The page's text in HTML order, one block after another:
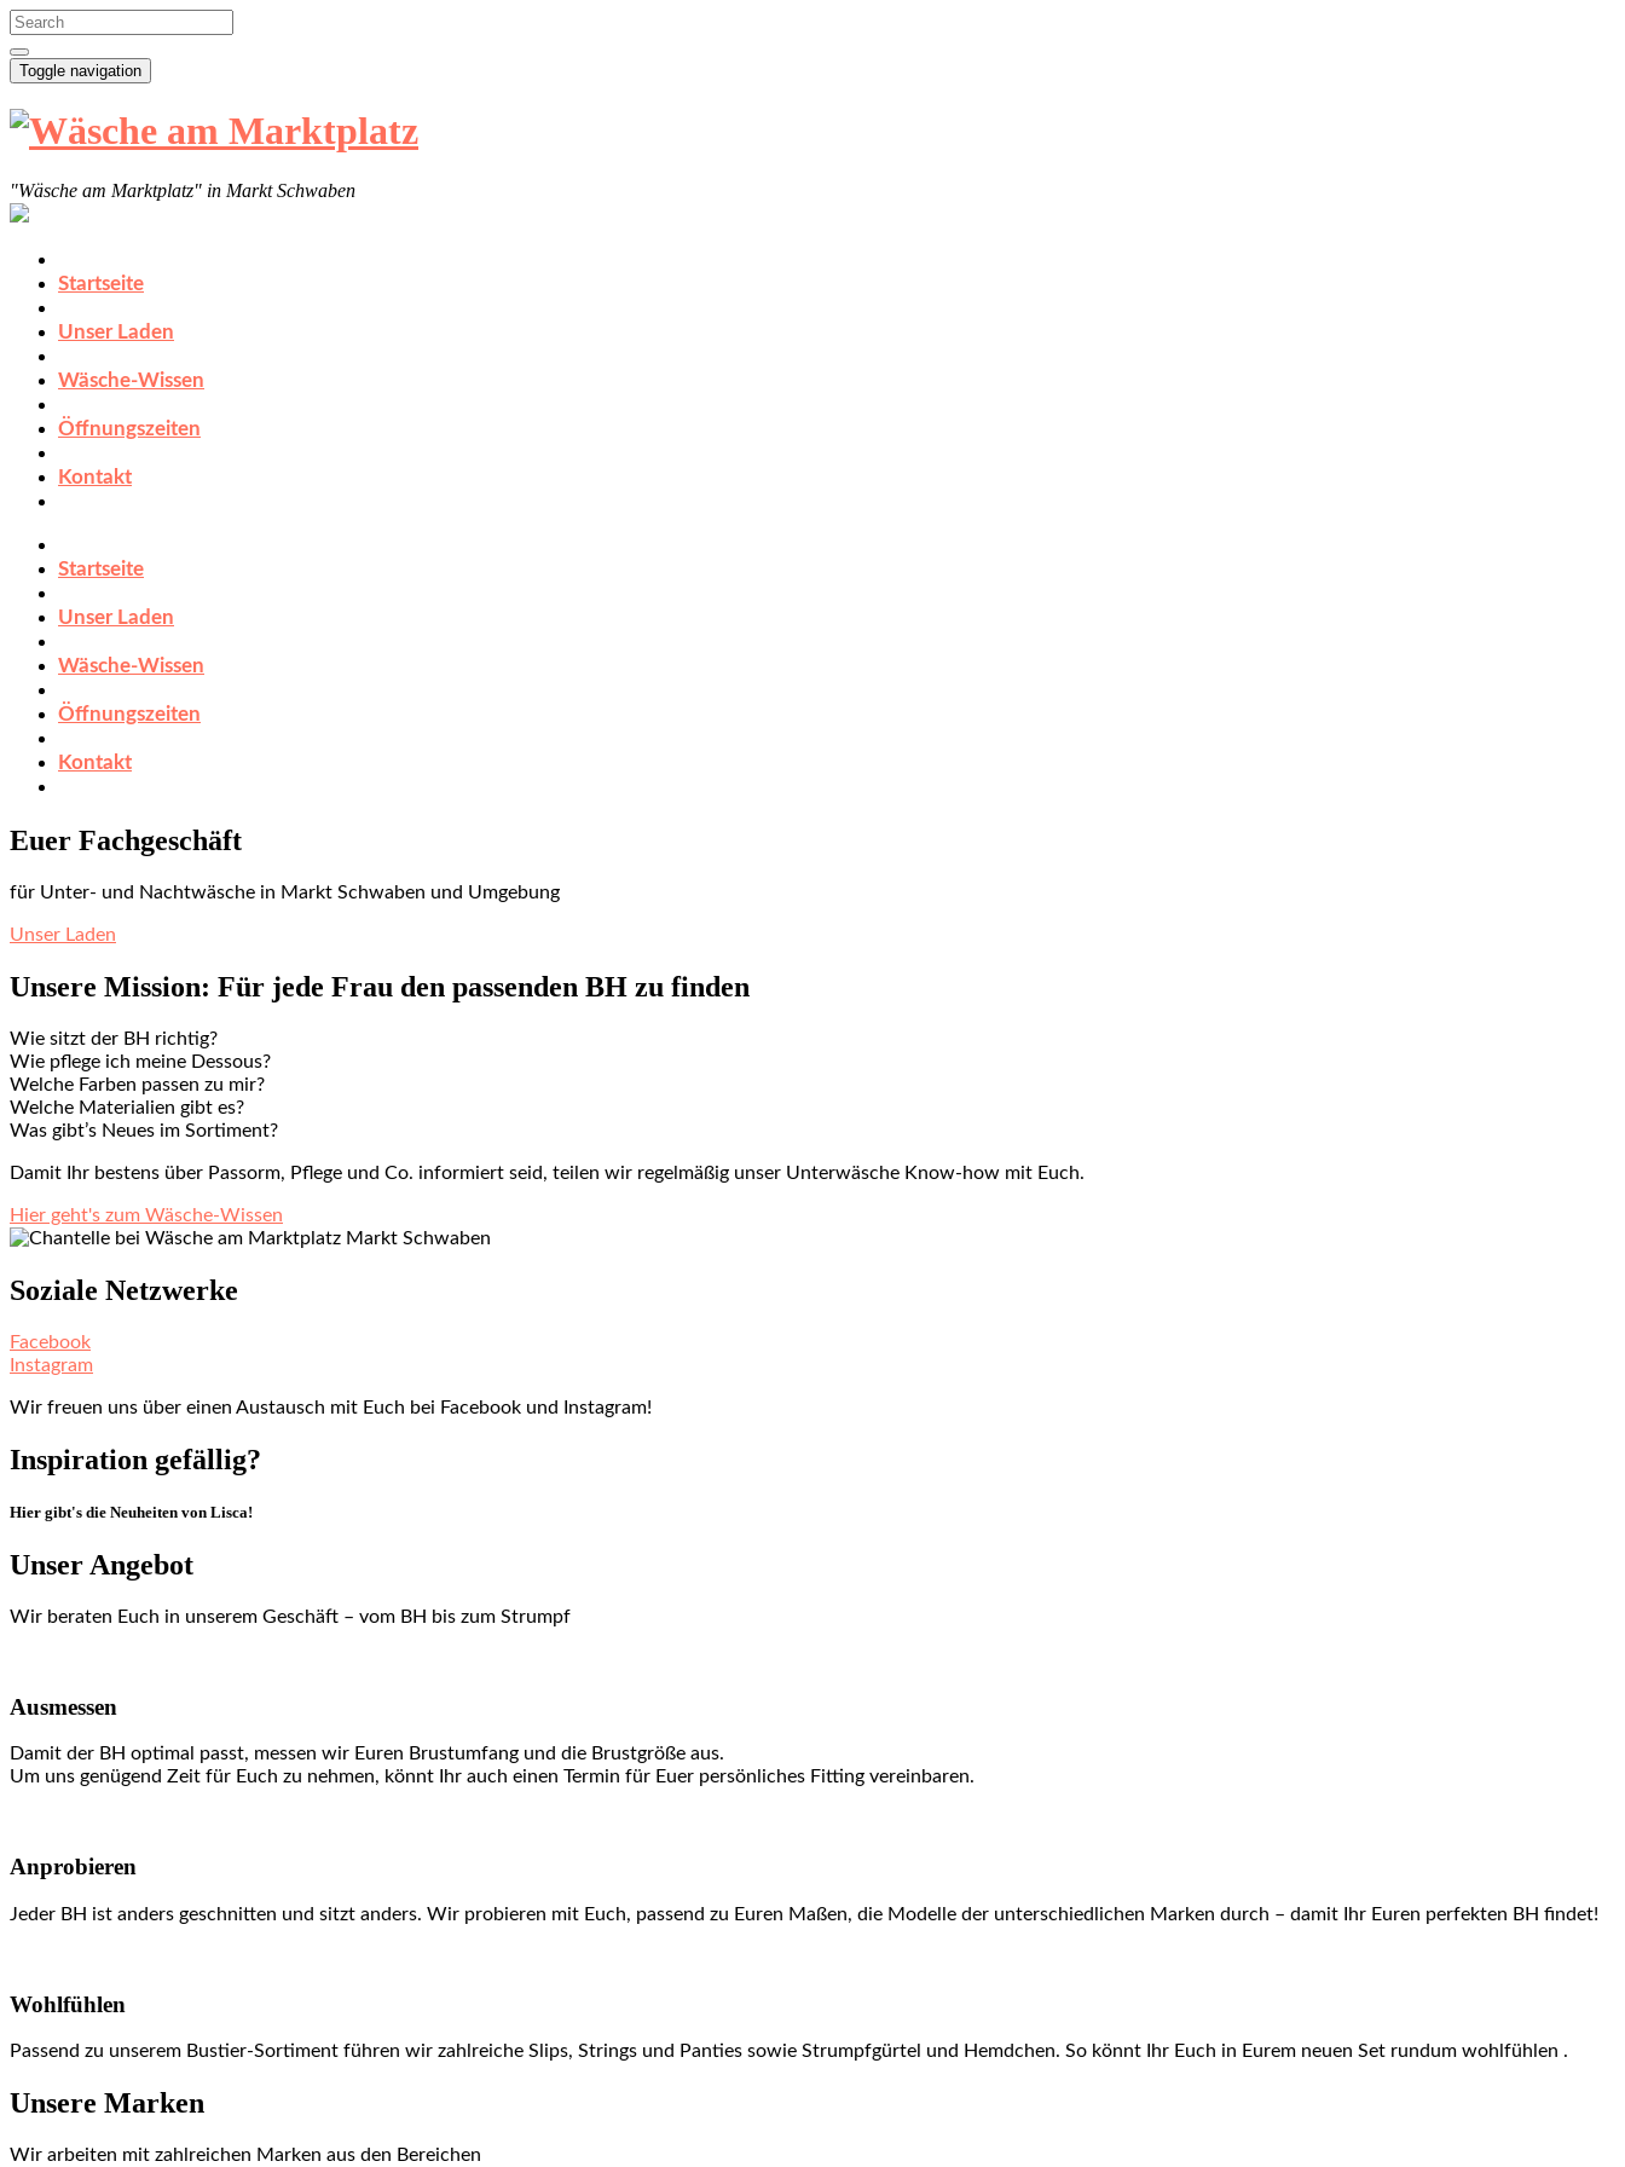
Toggle navigation
"Wäsche am Marktplatz" in Markt Schwaben
Startseite
Unser Laden
Wäsche-Wissen
Öffnungszeiten
Kontakt
Startseite
Unser Laden
Wäsche-Wissen
Öffnungszeiten
Kontakt
Euer Fachgeschäft
für Unter- und Nachtwäsche in Markt Schwaben und Umgebung
Unser Laden
Unsere Mission: Für jede Frau den passenden BH zu finden
Wie sitzt der BH richtig?
Wie pflege ich meine Dessous?
Welche Farben passen zu mir?
Welche Materialien gibt es?
Was gibt’s Neues im Sortiment?
Damit Ihr bestens über Passorm, Pflege und Co. informiert seid, teilen wir regelmäßig unser Unterwäsche Know-how mit Euch.
Hier geht's zum Wäsche-Wissen
Soziale Netzwerke
Facebook
Instagram
Wir freuen uns über einen Austausch mit Euch bei Facebook und Instagram!
Inspiration gefällig?
Hier gibt's die Neuheiten von Lisca!
Unser Angebot
Wir beraten Euch in unserem Geschäft – vom BH bis zum Strumpf
Ausmessen
Damit der BH optimal passt, messen wir Euren Brustumfang und die Brustgröße aus.
Um uns genügend Zeit für Euch zu nehmen, könnt Ihr auch einen Termin für Euer persönliches Fitting vereinbaren.
Anprobieren
Jeder BH ist anders geschnitten und sitzt anders. Wir probieren mit Euch, passend zu Euren Maßen, die Modelle der unterschiedlichen Marken durch – damit Ihr Euren perfekten BH findet!
Wohlfühlen
Passend zu unserem Bustier-Sortiment führen wir zahlreiche Slips, Strings und Panties sowie Strumpfgürtel und Hemdchen. So könnt Ihr Euch in Eurem neuen Set rundum wohlfühlen .
Unsere Marken
Wir arbeiten mit zahlreichen Marken aus den Bereichen